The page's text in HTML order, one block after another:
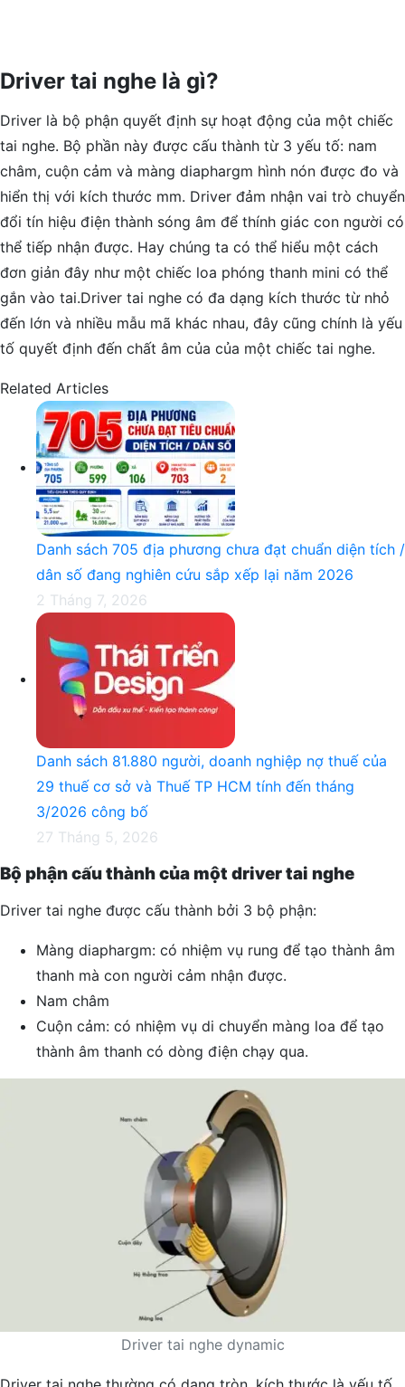
Driver tai nghe là gì?
Driver là bộ phận quyết định sự hoạt động của một chiếc
tai nghe. Bộ phần này được cấu thành từ 3 yếu tố: nam
châm, cuộn cảm và màng diaphargm hình nón được đo và
hiển thị với kích thước mm. Driver đảm nhận vai trò chuyển
đổi tín hiệu điện thành sóng âm để thính giác con người có
thể tiếp nhận được. Hay chúng ta có thể hiểu một cách
đơn giản đây như một chiếc loa phóng thanh mini có thể
gắn vào tai.Driver tai nghe có đa dạng kích thước từ nhỏ
đến lớn và nhiều mẫu mã khác nhau, đây cũng chính là yếu
tố quyết định đến chất âm của của một chiếc tai nghe.
Related Articles
Danh sách 705 địa phương chưa đạt chuẩn diện tích /
dân số đang nghiên cứu sắp xếp lại năm 2026
2 Tháng 7, 2026
Danh sách 81.880‬ người, doanh nghiệp nợ thuế của
29 thuế cơ sở và Thuế TP HCM tính đến tháng
3/2026 công bố
27 Tháng 5, 2026
Bộ phận cấu thành của một driver tai nghe
Driver tai nghe được cấu thành bởi 3 bộ phận:
Màng diaphargm: có nhiệm vụ rung để tạo thành âm
thanh mà con người cảm nhận được.
Nam châm
Cuộn cảm: có nhiệm vụ di chuyển màng loa để tạo
thành âm thanh có dòng điện chạy qua.
Driver tai nghe dynamic